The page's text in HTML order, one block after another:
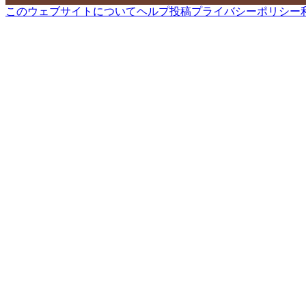
このウェブサイトについてヘルプ投稿プライバシーポリシー